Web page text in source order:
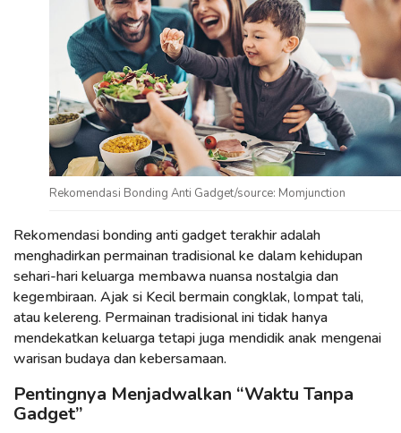
Rekomendasi Bonding Anti Gadget/source: Momjunction
Rekomendasi bonding anti gadget terakhir adalah
menghadirkan permainan tradisional ke dalam kehidupan
sehari-hari keluarga membawa nuansa nostalgia dan
kegembiraan. Ajak si Kecil bermain congklak, lompat tali,
atau kelereng. Permainan tradisional ini tidak hanya
mendekatkan keluarga tetapi juga mendidik anak mengenai
warisan budaya dan kebersamaan.
Pentingnya Menjadwalkan “Waktu Tanpa
Gadget”